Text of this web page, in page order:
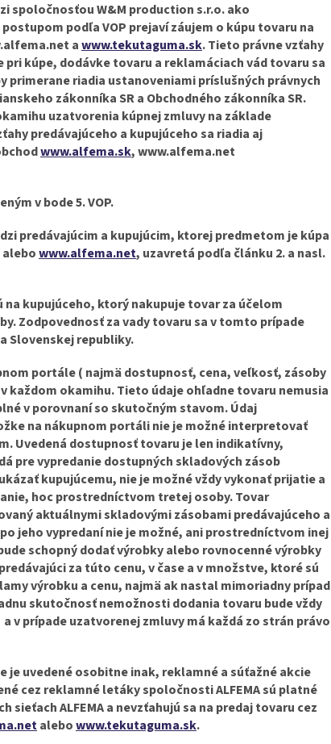
spoločnosťou W&M production s.r.o. ako
podľa VOP prejaví záujem o kúpu tovaru na
awww.tekutaguma.sk. Tieto právne vzťahy
kúpe, dodávke tovaru a reklamáciach vád tovaru sa
primerane riadia ustanoveniami príslušných právnych
zákonníka SR a Obchodného zákonníka SR.
uzatvorenia kúpnej zmluvy na základe
predávajúceho a kupujúceho sa riadia aj
www.alfema.sk, www.alfema.net
v bode 5. VOP.
predávajúcim a kupujúcim, ktorej predmetom je kúpa
alebowww.alfema.net, uzavretá podľa článku 2. a nasl.
na kupujúceho, ktorý nakupuje tovar za účelom
Zodpovednosť za vady tovaru sa v tomto prípade
Slovenskej republiky.
portále ( najmä dostupnosť, cena, veľkosť, zásoby
každom okamihu. Tieto údaje ohľadne tovaru nemusia
v porovnaní so skutočným stavom. Údaj
na nákupnom portáli nie je možné interpretovať
Uvedená dostupnosť tovaru je len indikatívny,
pre vypredanie dostupných skladových zásob
kupujúcemu, nie je možné vždy vykonať prijatie a
hoc prostredníctvom tretej osoby. Tovar
aktuálnymi skladovými zásobami predávajúceho a
jeho vypredaní nie je možné, ani prostredníctvom inej
schopný dodať výrobky alebo rovnocenné výrobky
za túto cenu, v čase a v množstve, ktoré sú
výrobku a cenu, najmä ak nastal mimoriadny prípad
skutočnosť nemožnosti dodania tovaru bude vždy
v prípade uzatvorenej zmluvy má každá zo strán právo
je uvedené osobitne inak, reklamné a súťažné akcie
cez reklamné letáky spoločnosti ALFEMA sú platné
ALFEMA a nevzťahujú sa na predaj tovaru cez
alebowww.tekutaguma.sk.